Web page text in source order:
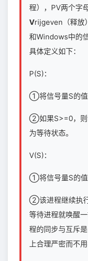
程），PV两个字
Vrijgeven（释放
和Windows中的
具体定义如下：
P(S)：
①将信号量S的值
②如果S>=0，则
为等待状态。
V(S)：
①将信号量S的值
②该进程继续执
等待进程就唤醒
程的同步与互斥
上合理严密而不